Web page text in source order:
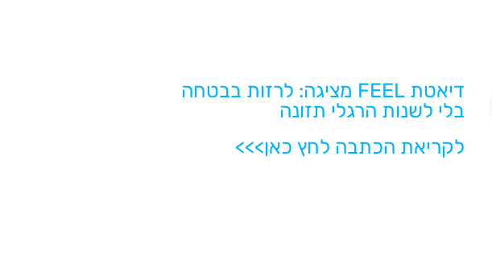
דיאטת FEEL מציגה: לרזות בבטחה
בלי לשנות הרגלי תזונה
לקריאת הכתבה לחץ כאן>>>